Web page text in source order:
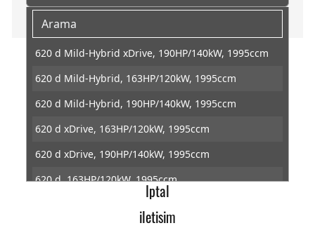
620 d Mild-Hybrid xDrive, 190HP/140kW, 1995ccm
620 d Mild-Hybrid, 163HP/120kW, 1995ccm
620 d Mild-Hybrid, 190HP/140kW, 1995ccm
620 d xDrive, 163HP/120kW, 1995ccm
620 d xDrive, 190HP/140kW, 1995ccm
620 d, 163HP/120kW, 1995ccm
PedalBox
Baska
Gazpedal tuning
Veri koruma
Iptal
iletisim